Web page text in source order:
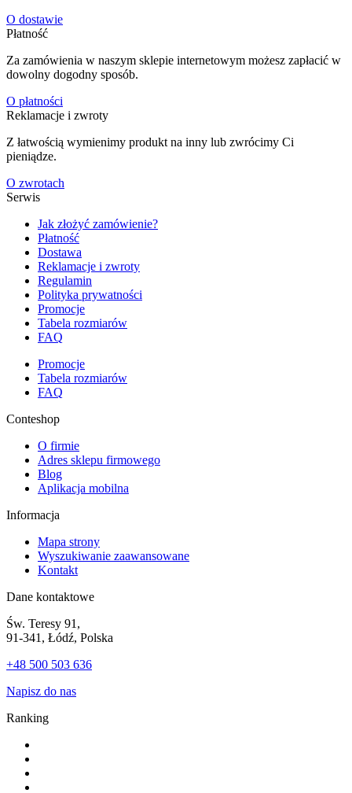
O dostawie
Płatność
Za zamówienia w naszym sklepie internetowym możesz zapłacić w
dowolny dogodny sposób.
O płatności
Reklamacje i zwroty
Z łatwością wymienimy produkt na inny lub zwrócimy Ci
pieniądze.
O zwrotach
Serwis
Jak złożyć zamówienie?
Płatność
Dostawa
Reklamacje i zwroty
Regulamin
Polityka prywatności
Promocje
Tabela rozmiarów
FAQ
Promocje
Tabela rozmiarów
FAQ
Conteshop
O firmie
Adres sklepu firmowego
Blog
Aplikacja mobilna
Informacja
Mapa strony
Wyszukiwanie zaawansowane
Kontakt
Dane kontaktowe
Św. Teresy 91,
91-341, Łódź, Polska
+48 500 503 636
Napisz do nas
Ranking